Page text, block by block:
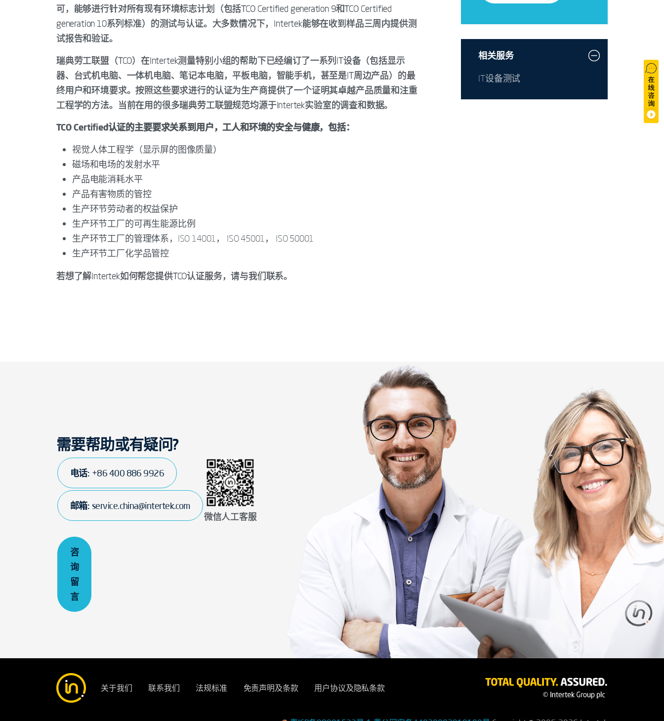
可，能够进行针对所有现有环境标志计划（包括TCO Certified generation 9和TCO Certified
generation 10系列标准）的测试与认证。大多数情况下，Intertek能够在收到样品三周内提供测
试报告和验证。
瑞典劳工联盟（TCO）在Intertek测量特别小组的帮助下已经编订了一系列IT设备（包括显示
器、台式机电脑、一体机电脑、笔记本电脑，平板电脑，智能手机，甚至是IT周边产品）的最
终用户和环境要求。按照这些要求进行的认证为生产商提供了一个证明其卓越产品质量和注重
工程学的方法。当前在用的很多瑞典劳工联盟规范均源于Intertek实验室的调查和数据。
TCO Certified认证的主要要求关系到用户，工人和环境的安全与健康，包括：
视觉人体工程学（显示屏的图像质量）
磁场和电场的发射水平
产品电能消耗水平
产品有害物质的管控
生产环节劳动者的权益保护
生产环节工厂的可再生能源比例
生产环节工厂的管理体系，ISO 14001， ISO 45001， ISO 50001
生产环节工厂化学品管控
若想了解Intertek如何帮您提供TCO认证服务，请与我们联系。
相关服务
IT设备测试
需要帮助或有疑问?
电话: +86 400 886 9926
邮箱: service.china@intertek.com
微信人工客服
咨
询
留
言
关于我们 联系我们 法规标准 免责声明及条款 用户协议及隐私条款